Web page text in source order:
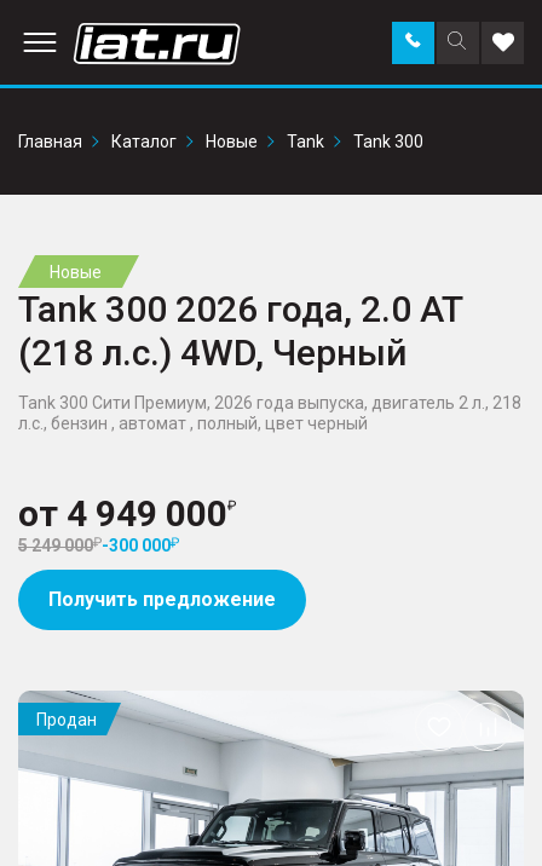
Поиск
по
Заказать
звонок в
Главная
Каталог Новые Tank Tank 300
Новые
Tank 300 2026 года, 2.0 AT
(218 л.с.) 4WD, Черный
Tank 300 Сити Премиум, 2026 года выпуска, двигатель 2 л., 218
л.с., бензин , автомат , полный, цвет черный
от 4 949 000
5 249 000 -300 000
Получить предложение
Продан
в
избранное